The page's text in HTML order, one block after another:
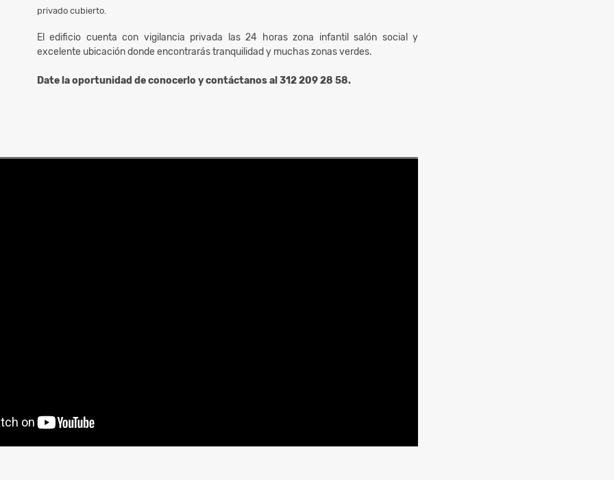
privado cubierto.
El edificio cuenta con vigilancia privada las 24 horas zona infantil salón social y
excelente ubicación donde encontrarás tranquilidad y muchas zonas verdes.
Date la oportunidad de conocerlo y contáctanos al 312 209 28 58.